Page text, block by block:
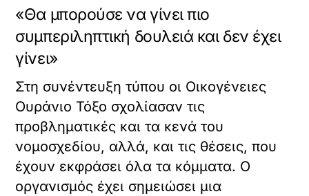
«Θα μπορούσε να γίνει πιο
συμπεριληπτική δουλειά και δεν έχει
γίνει»
Στη συνέντευξη τύπου οι Οικογένειες
Ουράνιο Τόξο σχολίασαν τις
προβληματικές και τα κενά του
νομοσχεδίου, αλλά, και τις θέσεις, που
έχουν εκφράσει όλα τα κόμματα. Ο
οργανισμός έχει σημειώσει μια